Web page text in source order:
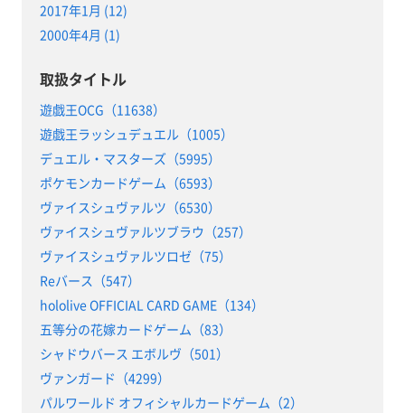
2017年1月 (12)
2000年4月 (1)
取扱タイトル
遊戯王OCG（11638）
遊戯王ラッシュデュエル（1005）
デュエル・マスターズ（5995）
ポケモンカードゲーム（6593）
ヴァイスシュヴァルツ（6530）
ヴァイスシュヴァルツブラウ（257）
ヴァイスシュヴァルツロゼ（75）
Reバース（547）
hololive OFFICIAL CARD GAME（134）
五等分の花嫁カードゲーム（83）
シャドウバース エボルヴ（501）
ヴァンガード（4299）
パルワールド オフィシャルカードゲーム（2）